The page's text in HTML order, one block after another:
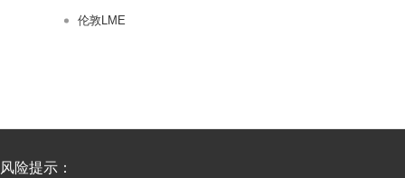
伦敦LME
风险提示：